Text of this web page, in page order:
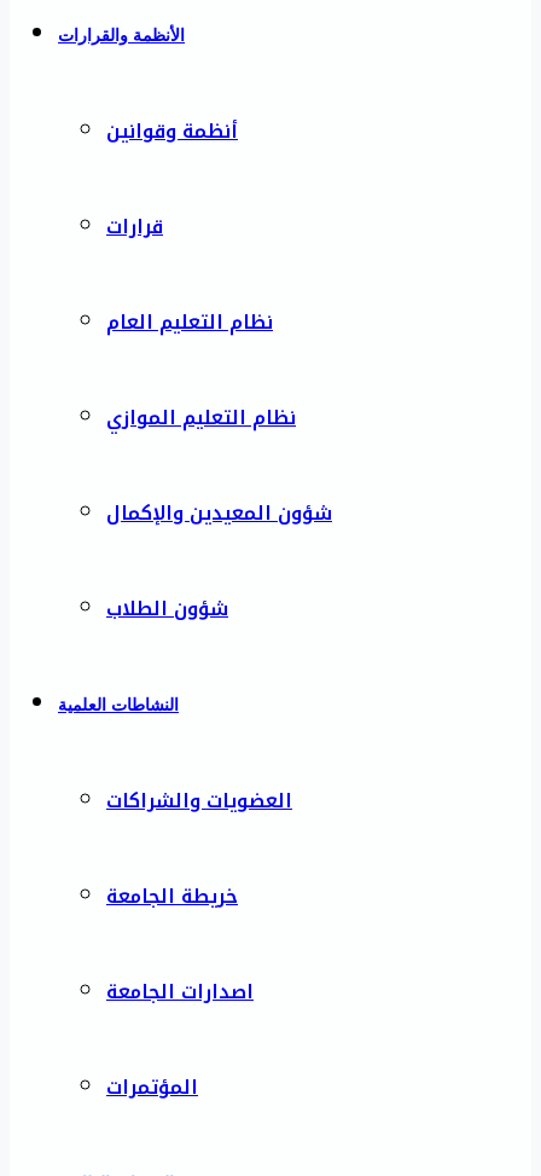
الأنظمة والقرارات
أنظمة وقوانين
قرارات
نظام التعليم العام
نظام التعليم الموازي
شؤون المعيدين والإكمال
شؤون الطلاب
النشاطات العلمية
العضويات والشراكات
خريطة الجامعة
اصدارات الجامعة
المؤتمرات